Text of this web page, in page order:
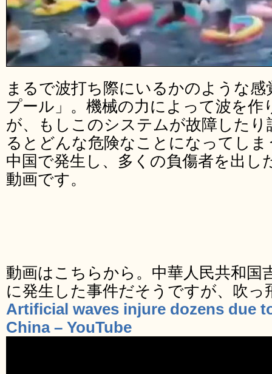
まるで波打ち際にいるかのような
プール」。機械の力によって波を
が、もしこのシステムが故障した
るとどんな危険なことになってし
中国で発生し、多くの負傷者を出し
動画です。
動画はこちらから。中華人民共和国
に発生した事件だそうですが、吹
Artificial waves injure dozens due
China – YouTube